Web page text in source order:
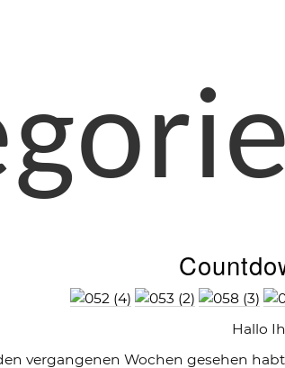
Hallo
vergangenen Wochen gesehen